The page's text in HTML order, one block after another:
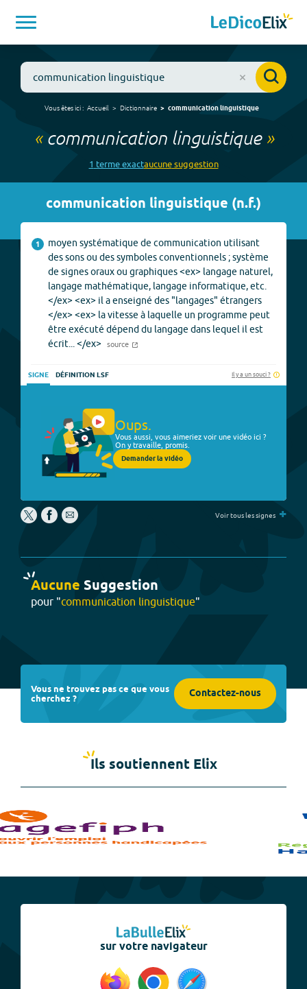
Vous êtes ici : Accueil Dictionnaire communication linguistique
« communication linguistique»
1 termeexactaucunesuggestion
communication linguistique (n.f.)
1
moyen systématique de communication utilisant
des sons ou des symboles conventionnels ; système
de signes oraux ou graphiques <ex> langage naturel,
langage mathématique, langage informatique, etc.
</ex> <ex> il a enseigné des "langages" étrangers
</ex> <ex> la vitesse à laquelle un programme peut
être exécuté dépend du langage dans lequel il est
écrit... </ex>
source
SIGNE DÉFINITION LSF Il y a un souci ?
Oups.
Vous aussi, vous aimeriez voir une vidéo ici ?
On y travaille, promis.
Demander la vidéo
Voir tous les signes +
Aucune Suggestion
pour "communication linguistique"
Vous ne trouvez pas ce que vous
cherchez ? Contactez-nous
Ils soutiennent Elix
sur votre navigateur